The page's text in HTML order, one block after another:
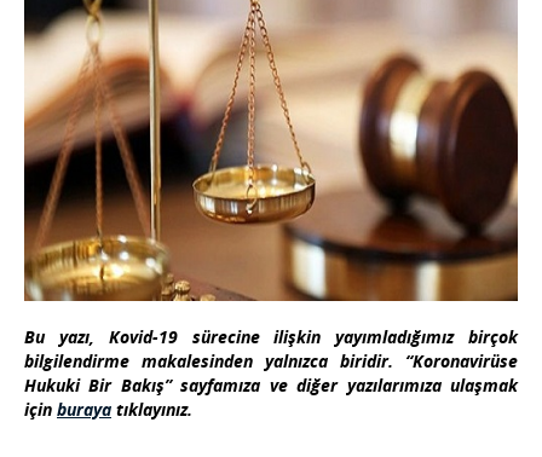
Bu yazı, Kovid-19 sürecine ilişkin yayımladığımız birçok
bilgilendirme makalesinden yalnızca biridir. “Koronavirüse
Hukuki Bir Bakış” sayfamıza ve diğer yazılarımıza ulaşmak
için buraya tıklayınız.